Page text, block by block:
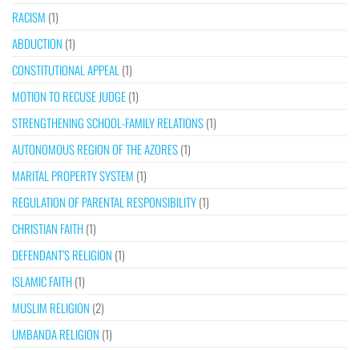
RACISM (1)
ABDUCTION (1)
CONSTITUTIONAL APPEAL (1)
MOTION TO RECUSE JUDGE(1)
STRENGTHENING SCHOOL-FAMILY RELATIONS(1)
AUTONOMOUS REGION OF THE AZORES(1)
MARITAL PROPERTY SYSTEM (1)
REGULATION OF PARENTAL RESPONSIBILITY(1)
CHRISTIAN FAITH(1)
DEFENDANT’S RELIGION (1)
ISLAMIC FAITH(1)
MUSLIM RELIGION (2)
UMBANDA RELIGION (1)